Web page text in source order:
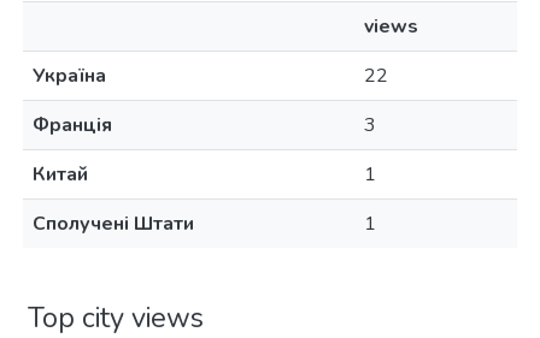
views
Україна
22
Франція
3
Китай
1
Сполучені Штати
1
Top city views